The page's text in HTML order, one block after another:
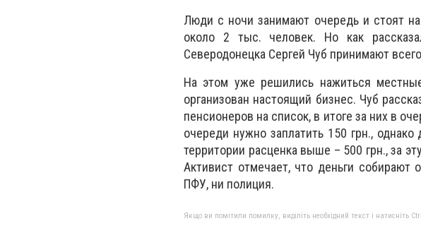
Люди с ночи занимают очередь и стоят
около 2 тыс. человек. Но как
Северодонецка Сергей Чуб принимают
На этом уже решились нажиться
организован настоящий бизнес. Чуб
пенсионеров на список, в итоге за них в
очереди нужно заплатить 150 грн.,
территории расценка выше – 500 грн., за
Активист отмечает, что деньги собирают
ПФУ, ни полиция.
Якщо ви помітили помилку, виділіть необхідний текст і натисніть